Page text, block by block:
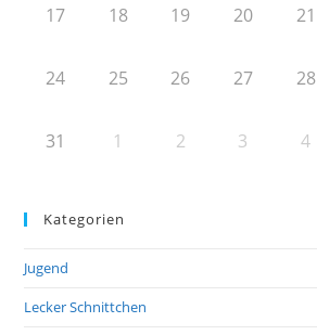
17 18 19 20 21
24 25 26 27 28
31 1 2 3 4
Kategorien
Jugend
Lecker Schnittchen